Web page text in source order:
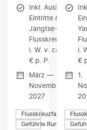
Inkl. Ausflüge,
Eintritte &
Jangtse-
Flusskreuzfahrt
i. W. v. ca. 800
€ p. P.
März —
November
2027
Flusskreuzfahrten
Geführte Rundreisen
i.
€
1.